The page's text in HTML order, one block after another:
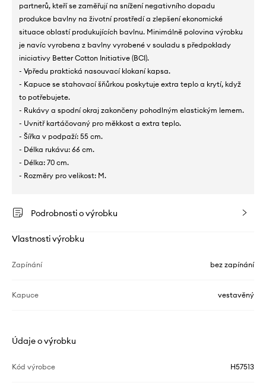
partnerů, kteří se zaměřují na snížení negativního dopadu
produkce bavlny na životní prostředí a zlepšení ekonomické
situace oblastí produkujících bavlnu. Minimálně polovina výrobku
je navíc vyrobena z bavlny vyrobené v souladu s předpoklady
iniciativy Better Cotton Initiative (BCI).
- Vpředu praktická nasouvací klokaní kapsa.
- Kapuce se stahovací šňůrkou poskytuje extra teplo a krytí, když
to potřebujete.
- Rukávy a spodní okraj zakončeny pohodlným elastickým lemem.
- Uvnitř kartáčovaný pro měkkost a extra teplo.
- Šířka v podpaží: 55 cm.
- Délka rukávu: 66 cm.
- Délka: 70 cm.
- Rozměry pro velikost: M.
Podrobnosti o výrobku
Vlastnosti výrobku
Zapínání bez zapínání
Kapuce vestavěný
Údaje o výrobku
Kód výrobce H57513